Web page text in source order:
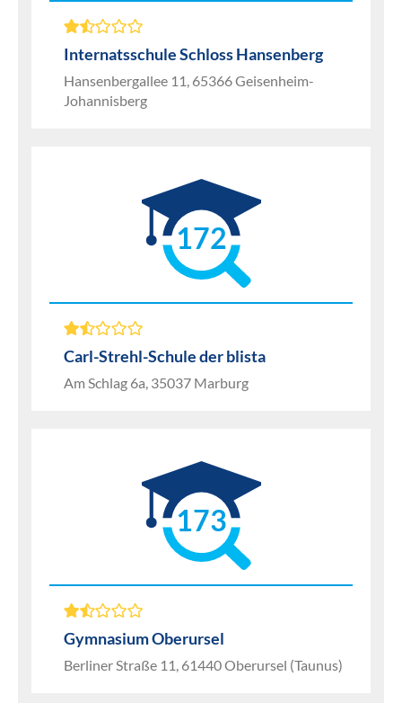
Internatsschule Schloss Hansenberg
Hansenbergallee 11, 65366 Geisenheim-
Johannisberg
172
Carl-Strehl-Schule der blista
Am Schlag 6a, 35037 Marburg
173
Gymnasium Oberursel
Berliner Straße 11, 61440 Oberursel (Taunus)